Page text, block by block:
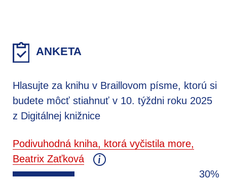
ANKETA
Hlasujte za knihu v Braillovom písme, ktorú si
budete môcť stiahnuť v 10. týždni roku 2025
z Digitálnej knižnice
Podivuhodná kniha, ktorá vyčistila more,
Beatrix Zaťková
30%